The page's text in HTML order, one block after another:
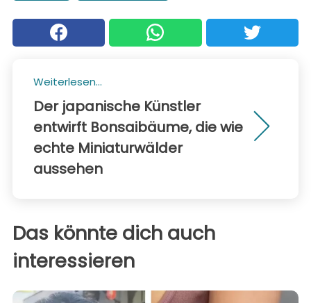
Weiterlesen...
Der japanische Künstler
entwirft Bonsaibäume, die wie
echte Miniaturwälder
aussehen
Das könnte dich auch
interessieren